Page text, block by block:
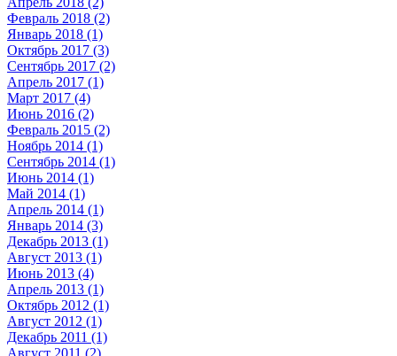
Февраль 2018 (2)
Январь 2018 (1)
Октябрь 2017 (3)
Сентябрь 2017 (2)
Апрель 2017 (1)
Март 2017 (4)
Июнь 2016 (2)
Февраль 2015 (2)
Ноябрь 2014 (1)
Сентябрь 2014 (1)
Июнь 2014 (1)
Май 2014 (1)
Апрель 2014 (1)
Январь 2014 (3)
Декабрь 2013 (1)
Август 2013 (1)
Июнь 2013 (4)
Апрель 2013 (1)
Октябрь 2012 (1)
Август 2012 (1)
Декабрь 2011 (1)
Август 2011 (2)